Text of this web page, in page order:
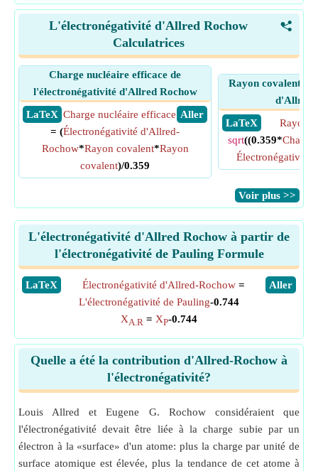
<
L'électronégativité d'Allred Rochow
Calculatrices
Charge nucléaire efficace de
l'électronégativité d'Allred Rochow
​ LaTeX
​ Aller
Charge nucléaire efficace
= (Électronégativité d'Allred-
Rochow*Rayon covalent*Rayon
covalent)/0.359
Rayon covalent
d'Allred
​ LaTeX
Rayon
sqrt((0.359*Charge
Électronégativité
​Voir plus >>
L'électronégativité d'Allred Rochow à partir de
l'électronégativité de Pauling Formule
​LaTeX ​Aller
Électronégativité d'Allred-Rochow=
L'électronégativité de Pauling-0.744
XA.R = XP-0.744
Quelle a été la contribution d'Allred-Rochow à
l'électronégativité?
Louis Allred et Eugene G. Rochow considéraient que
l'électronégativité devait être liée à la charge subie par un
électron à la «surface» d'un atome: plus la charge par unité de
surface atomique est élevée, plus la tendance de cet atome à